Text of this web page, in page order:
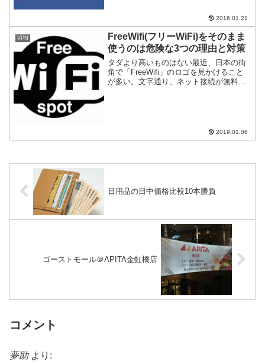
2016.01.21
VPN
FreeWifi(フリーWiFi)をそのまま
使うのは危険な3つの理由と対策
タダより高いものはない最近、日本の街
角で「FreeWifi」のロゴを見かけること
が多い。文字通り、ネット接続が無料な
2019.01.06
日用品の日中価格比較10本勝負
ゴーストモール＠APITA金虹橋店
コメント
夢助 より: